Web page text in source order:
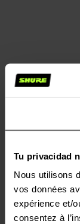
Tu privacidad
Nous utilisons
vos données
expérience et/
consentez à